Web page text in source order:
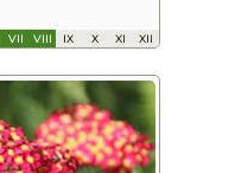
VII VIII IX X XI XII